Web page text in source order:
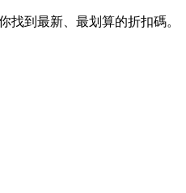
找到最新、最划算的折扣碼。